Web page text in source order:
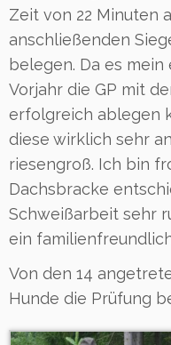
Zeit von 22 Minuten
anschließenden
belegen. Da es
Vorjahr die GP mit
erfolgreich ablegen
diese wirklich sehr
riesengroß. Ich bin
Dachsbracke
Schweißarbeit sehr
ein
Von den 14
Hunde die Prüfung